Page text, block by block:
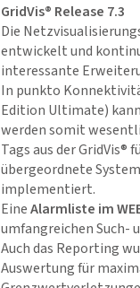
GridVis® Release 7.3
Die
entwickelt und
interessante
In punkto
Edition Ultimate)
werden somit
Tags aus derGridVis®
übergeordnete
implementiert.
EineAlarmliste im
umfangreichen Such-
Auch das Reporting
Auswertung für